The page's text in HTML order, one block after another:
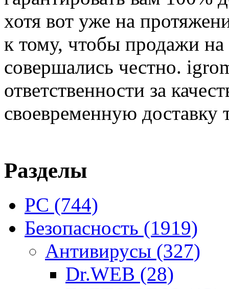
хотя вот уже на
к тому, чтобы продажи
совершались честно.
ответственности за
своевременную доставку
Разделы
PC (744)
Безопасность (1919)
Антивирусы (327)
Dr.WEB (28)